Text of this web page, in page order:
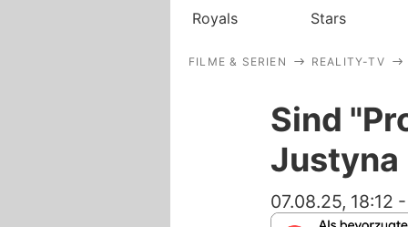
Royals Stars
FILME & SERIEN REALITY-TV
Sind
Justyna
07.08.25, 18:12